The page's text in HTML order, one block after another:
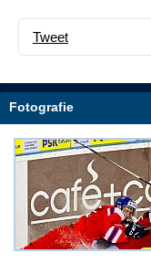
Tweet
Fotografie